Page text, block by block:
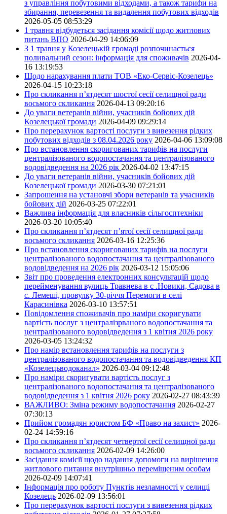
з управління побутовими відходами, а також тарифи на
збирання, перевезення та видалення побутових відходів
2026-05-05 08:53:29
1 травня відбудеться засідання комісії щодо житлових
питань ВПО 2026-04-29 14:06:09
З 1 травня у Козелецькій громаді розпочинається
поливальний сезон: інформація для споживачів 2026-04-
16 13:19:53
Щодо нарахування плати ТОВ «Еко-Сервіс-Козелець»
2026-04-15 10:23:18
Про скликання п’ятдесят шостої сесії селищної ради
восьмого скликання 2026-04-13 09:20:16
До уваги ветеранів війни, учасників бойових дій
Козелецької громади 2026-04-09 09:29:14
Про перерахунок вартості послуги з вивезення рідких
побутових відходів з 08.04.2026 року 2026-04-06 13:09:08
Про встановлення скоригованих тарифів на послуги
централізованого водопостачання та централізованого
водовідведення на 2026 рік 2026-04-02 13:47:15
До уваги ветеранів війни, учасників бойових дій
Козелецької громади 2026-03-30 07:21:01
Запрошення на установчі збори ветеранів та учасників
бойових дій 2026-03-25 07:22:01
Важлива інформація для власників сільгосптехніки
2026-03-20 10:05:40
Про скликання п’ятдесят п’ятої сесії селищної ради
восьмого скликання 2026-03-16 12:25:36
Про встановлення скоригованих тарифів на послуги
централізованого водопостачання та централізованого
водовідведення на 2026 рік 2026-03-12 15:05:06
Звіт про проведення електронних консультацій щодо
перейменування вулиць Травнева в с .Новики, Садова в
с. Лемеші, провулку 30-річчя Перемоги в селі
Карасинівка 2026-03-10 13:57:51
Повідомлення споживачів про наміри скоригувати
вартість послуг з централізрваного водопостачання та
централізованого водовідведення з 1 квітня 2026 року
2026-03-05 13:24:32
Про намір встановлення тарифів на послуги з
централізованого водопостачання та водовідведення КП
«Козелецьводоканал» 2026-03-04 09:12:48
Про наміри скоригувати вартість послуг з
централізованого водопостачання та централізованого
водовідведення з 1 квітня 2026 року 2026-02-27 08:43:39
ВАЖЛИВО: Зміна режиму водопостачання 2026-02-27
07:30:13
Прийом громадян юристом БФ «Право на захист» 2026-
02-24 14:59:16
Про скликання п’ятдесят четвертої сесії селищної ради
восьмого скликання 2026-02-09 14:26:00
Засідання комісії щодо надання допомоги на вирішення
житлового питання внутрішньо переміщеним особам
2026-02-09 14:07:41
Інформація про роботу Пунктів незламності у селищі
Козелець 2026-02-09 13:56:01
Про перерахунок вартості послуги з вивезення рідких